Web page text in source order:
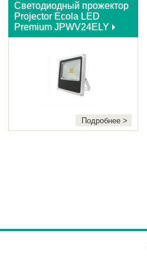
Светодиодный прожектор
Projector Ecola LED
Premium JPWV24ELY
Подробнее >